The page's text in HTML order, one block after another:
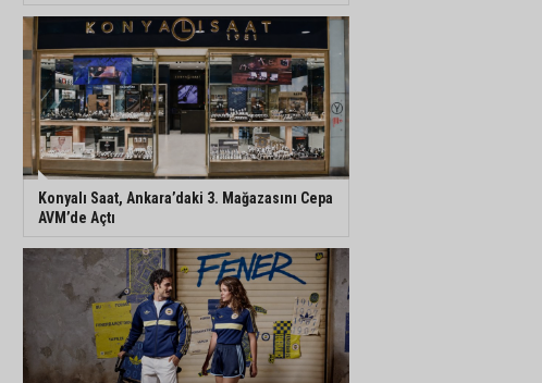
Konyalı Saat, Ankara’daki 3. Mağazasını Cepa
AVM’de Açtı